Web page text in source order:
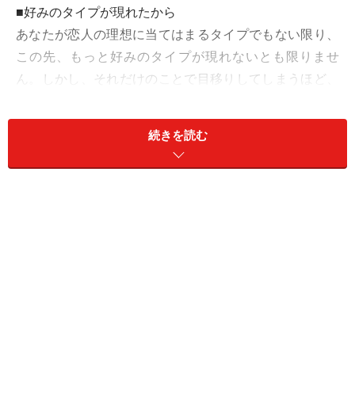
■好みのタイプが現れたから
あなたが恋人の理想に当てはまるタイプでもない限り、
この先、もっと好みのタイプが現れないとも限りませ
ん。しかし、それだけのことで目移りしてしまうほど、
「絆」は何よりもの防止策。現れてもいない第三者に怯
えるよりも、まずはもっと愛を深めて。
続きを読む